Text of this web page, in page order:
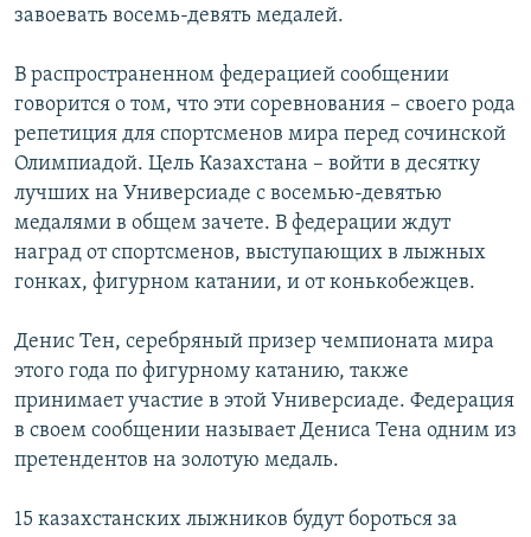
завоевать восемь-девять медалей.
В распространенном федерацией сообщении
говорится о том, что эти соревнования – своего рода
репетиция для спортсменов мира перед сочинской
Олимпиадой. Цель Казахстана – войти в десятку
лучших на Универсиаде с восемью-девятью
медалями в общем зачете. В федерации ждут
наград от спортсменов, выступающих в лыжных
гонках, фигурном катании, и от конькобежцев.
Денис Тен, серебряный призер чемпионата мира
этого года по фигурному катанию, также
принимает участие в этой Универсиаде. Федерация
в своем сообщении называет Дениса Тена одним из
претендентов на золотую медаль.
15 казахстанских лыжников будут бороться за